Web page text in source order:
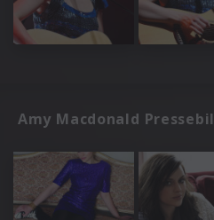
Amy Macdonald